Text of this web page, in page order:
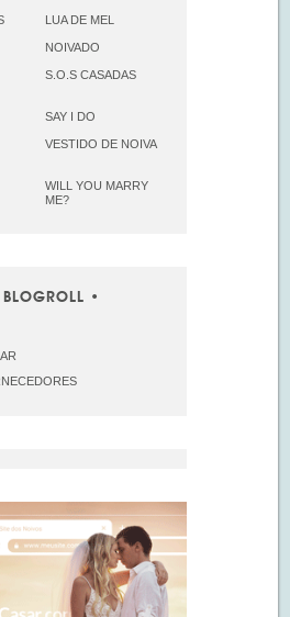
LUA DE MEL
NOIVADO
S.O.S CASADAS
SAY I DO
VESTIDO DE NOIVA
WILL YOU MARRY
ME?
BLOGROLL